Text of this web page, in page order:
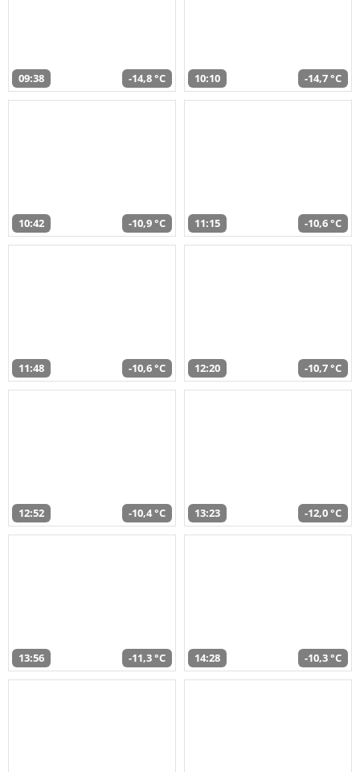
09:38 -14,8 °C 10:10 -14,7 °C
10:42 -10,9 °C 11:15 -10,6 °C
11:48 -10,6 °C 12:20 -10,7 °C
12:52 -10,4 °C 13:23 -12,0 °C
13:56 -11,3 °C 14:28 -10,3 °C